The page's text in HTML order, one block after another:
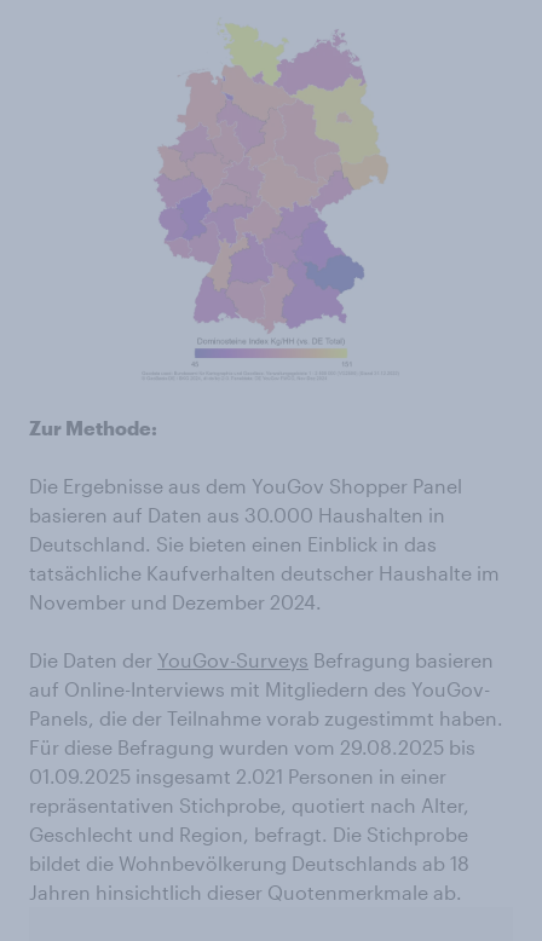
Zur Methode:
Die Ergebnisse aus dem YouGov Shopper Panel
basieren auf Daten aus 30.000 Haushalten in
Deutschland. Sie bieten einen Einblick in das
tatsächliche Kaufverhalten deutscher Haushalte im
November und Dezember 2024.
Die Daten der YouGov-Surveys Befragung basieren
auf Online-Interviews mit Mitgliedern des YouGov-
Panels, die der Teilnahme vorab zugestimmt haben.
Für diese Befragung wurden vom 29.08.2025 bis
01.09.2025 insgesamt 2.021 Personen in einer
repräsentativen Stichprobe, quotiert nach Alter,
Geschlecht und Region, befragt. Die Stichprobe
bildet die Wohnbevölkerung Deutschlands ab 18
Jahren hinsichtlich dieser Quotenmerkmale ab.